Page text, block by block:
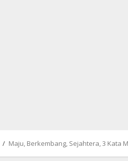
Maju, Berkembang, Sejahtera, 3 Kata